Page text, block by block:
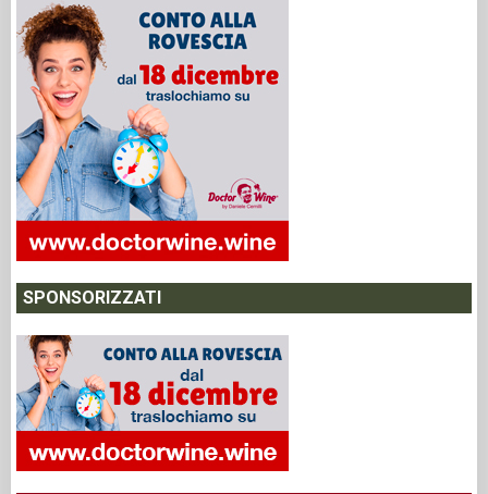
SPONSORIZZATI